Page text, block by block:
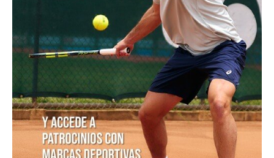
POSTS POPULARES
1
ATP 1000 Indian Wells: Monfils cae en
su...